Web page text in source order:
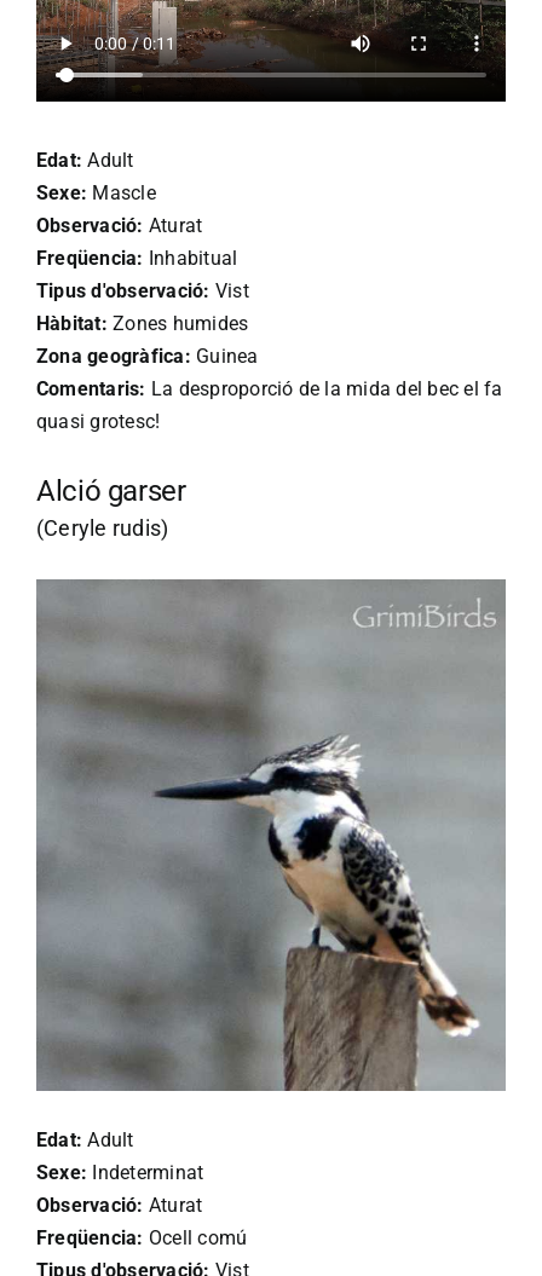
Edat: Adult
Sexe: Mascle
Observació: Aturat
Freqüencia: Inhabitual
Tipus d'observació: Vist
Hàbitat: Zones humides
Zona geogràfica: Guinea
Comentaris: La desproporció de la mida del bec el fa
quasi grotesc!
Alció garser
(Ceryle rudis)
Edat: Adult
Sexe: Indeterminat
Observació: Aturat
Freqüencia: Ocell comú
Tipus d'observació: Vist